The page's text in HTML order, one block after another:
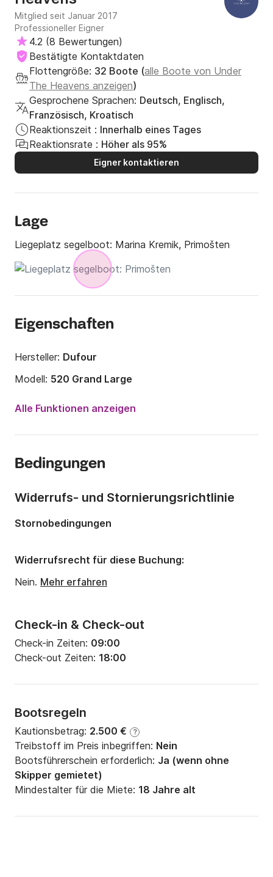
Mitglied seit Januar 2017
Professioneller Eigner
4.2 (8 Bewertungen)
Bestätigte Kontaktdaten
Flottengröße: 32 Boote (alle Boote von Under
The Heavens anzeigen)
Gesprochene Sprachen: Deutsch, Englisch,
Französisch, Kroatisch
Reaktionszeit : Innerhalb eines Tages
Reaktionsrate : Höher als 95%
Eigner kontaktieren
Lage
Liegeplatz segelboot: Marina Kremik, Primošten
Eigenschaften
Hersteller: Dufour
Modell: 520 Grand Large
2018
Anzahl Schlafplätze:
Tiefgang:2.3m
Motorleistung:110PS
Alle Funktionen anzeigen
Bedingungen
Check-in & Check-out
Check-in Zeiten: 09:00
Check-out Zeiten: 18:00
Bootsregeln
Kautionsbetrag: 2.500 € ?
Treibstoff im Preis inbegriffen: Nein
Bootsführerschein erforderlich: Ja (wenn ohne
Skipper gemietet)
Mindestalter für die Miete: 18 Jahre alt
Widerrufs- und Stornierungsrichtlinie
Stornobedingungen
Widerrufsrecht für diese Buchung:
Nein. Mehr erfahren